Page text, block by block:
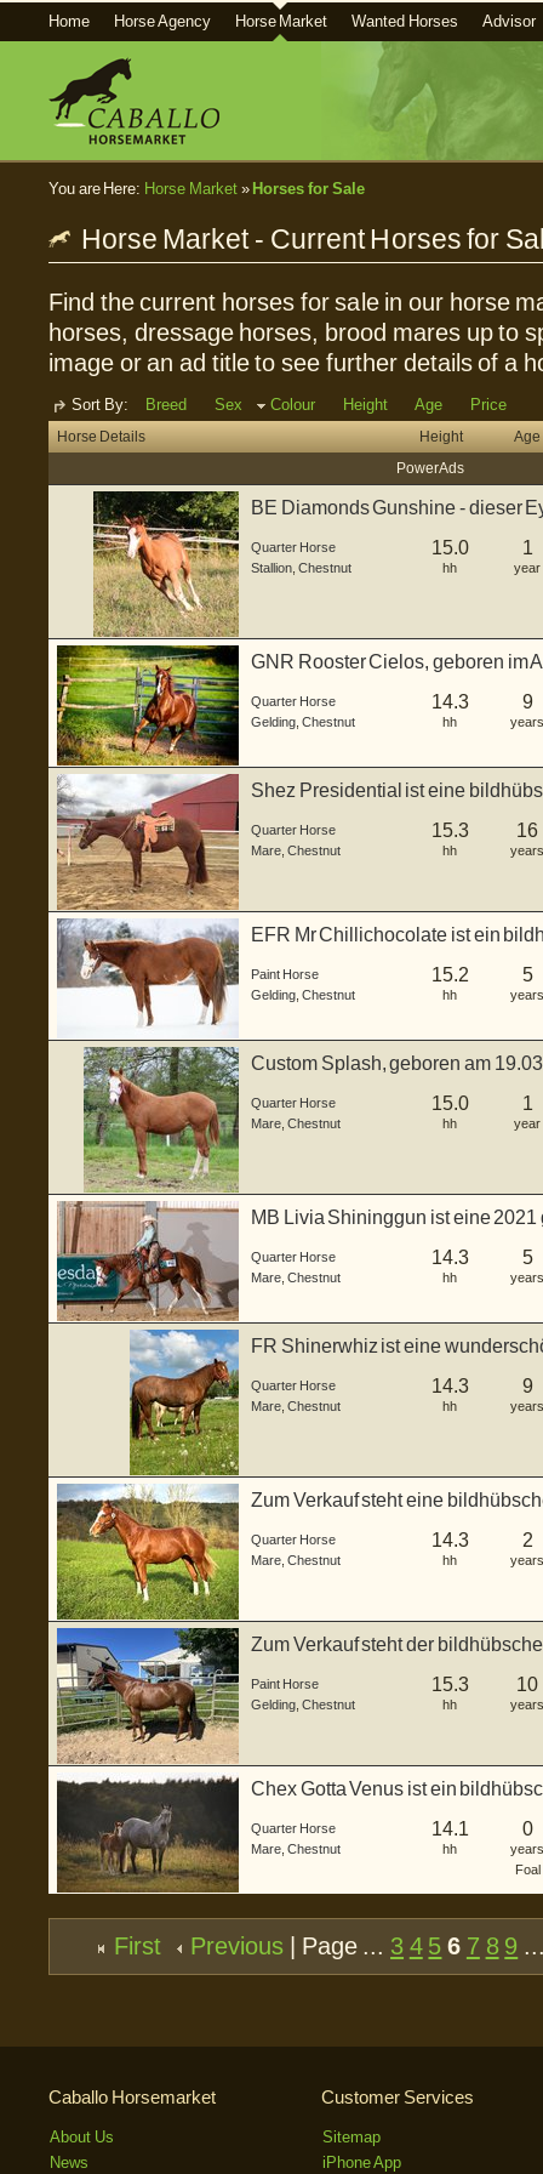
Home Horse Agency Horse Market Wanted Horses Advisor
You are Here: Horse Market» Horses for Sale
Horse Market - Current Horses for
Find the current horses for sale in our horse
horses, dressage horses, brood mares up to
image or an ad title to see further details of a
Sort By: Breed Sex Colour Height Age Price
Horse Details Height
Age
Power Ads
BE Diamonds Gunshine - dieser
Quarter Horse
Stallion Chestnut
15.0
hh
1
year
GNR Rooster Cielos, geboren im
Quarter Horse
Gelding Chestnut
14.3
hh
9
years
Shez Presidential ist eine
Quarter Horse
Mare Chestnut
15.3
hh
16
years
EFR Mr Chillichocolate ist ein
Paint Horse
Gelding Chestnut
15.2
hh
5
years
Custom Splash, geboren am
Quarter Horse
Mare Chestnut
15.0
hh
1
year
MB Livia Shininggun ist eine
Quarter Horse
Mare Chestnut
14.3
hh
5
years
FR Shinerwhiz ist eine
Quarter Horse
Mare Chestnut
14.3
hh
9
years
Zum Verkauf steht eine
Quarter Horse
Mare Chestnut
14.3
hh
2
years
Zum Verkauf steht der
Paint Horse
Gelding Chestnut
15.3
hh
10
years
Chex Gotta Venus ist ein
Quarter Horse
Mare Chestnut
14.1
hh
0
years
Foal
First Previous | Page ... 3 4 5 6 7 8 9
Caballo Horsemarket
About Us
News
Customer Services
Sitemap
iPhone App